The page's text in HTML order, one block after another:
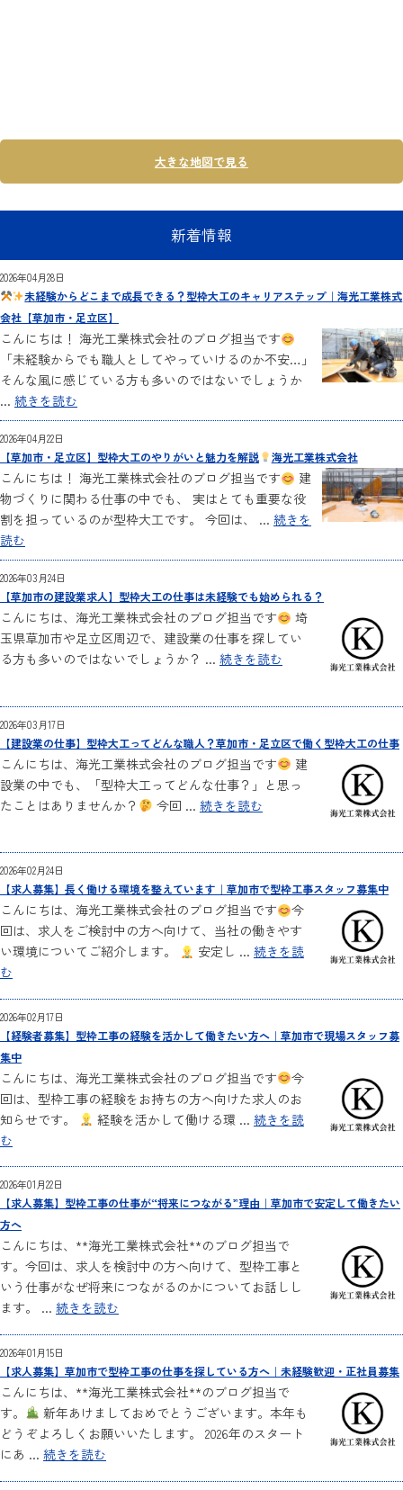
大きな地図で見る
新着情報
2026年04月28日
未経験からどこまで成長できる？型枠大工のキャリアステップ｜海光工業株式
会社【草加市・足立区】
こんにちは！ 海光工業株式会社のブログ担当です
「未経験からでも職人としてやっていけるのか不安…」
そんな風に感じている方も多いのではないでしょうか
... 続きを読む
2026年04月22日
【草加市・足立区】型枠大工のやりがいと魅力を解説 海光工業株式会社
こんにちは！ 海光工業株式会社のブログ担当です
建
物づくりに関わる仕事の中でも、 実はとても重要な役
割を担っているのが型枠大工です。 今回は、 ... 続きを
読む
2026年03月24日
【草加市の建設業求人】型枠大工の仕事は未経験でも始められる？
こんにちは、海光工業株式会社のブログ担当です
埼
玉県草加市や足立区周辺で、建設業の仕事を探してい
る方も多いのではないでしょうか？ ... 続きを読む
2026年03月17日
【建設業の仕事】型枠大工ってどんな職人？草加市・足立区で働く型枠大工の仕事
こんにちは、海光工業株式会社のブログ担当です
建
設業の中でも、「型枠大工ってどんな仕事？」と思っ
たことはありませんか？
今回 ... 続きを読む
2026年02月24日
【求人募集】長く働ける環境を整えています｜草加市で型枠工事スタッフ募集中
こんにちは、海光工業株式会社のブログ担当です
今
回は、求人をご検討中の方へ向けて、当社の働きやす
い環境についてご紹介します。
安定し ... 続きを読
む
2026年02月17日
【経験者募集】型枠工事の経験を活かして働きたい方へ｜草加市で現場スタッフ募
集中
こんにちは、海光工業株式会社のブログ担当です
今
回は、型枠工事の経験をお持ちの方へ向けた求人のお
知らせです。
経験を活かして働ける環 ... 続きを読
む
2026年01月22日
【求人募集】型枠工事の仕事が“将来につながる”理由｜草加市で安定して働きたい
方へ
こんにちは、**海光工業株式会社**のブログ担当で
す。今回は、求人を検討中の方へ向けて、型枠工事と
いう仕事がなぜ将来につながるのかについてお話しし
ます。 ... 続きを読む
2026年01月15日
【求人募集】草加市で型枠工事の仕事を探している方へ｜未経験歓迎・正社員募集
こんにちは、**海光工業株式会社**のブログ担当で
す。
新年あけましておめでとうございます。本年も
どうぞよろしくお願いいたします。 2026年のスタート
にあ ... 続きを読む